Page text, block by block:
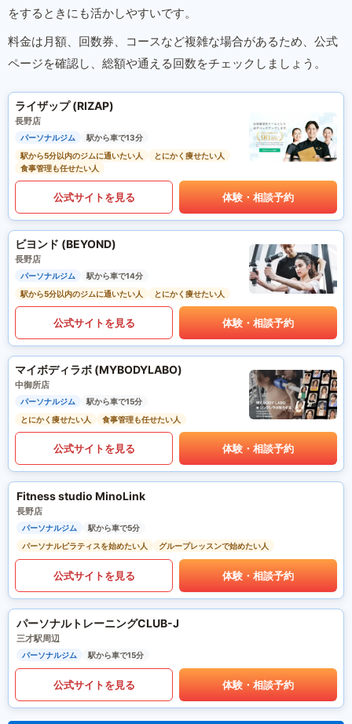
をするときにも活かしやすいです。
料金は月額、回数券、コースなど複雑な場合があるため、公式
ページを確認し、総額や通える回数をチェックしましょう。
ライザップ (RIZAP)
長野店
パーソナルジム
駅から車で13分
駅から5分以内のジムに通いたい人
とにかく痩せたい人
食事管理も任せたい人
公式サイトを見る 体験・相談予約
ビヨンド (BEYOND)
長野店
パーソナルジム
駅から車で14分
駅から5分以内のジムに通いたい人
とにかく痩せたい人
公式サイトを見る 体験・相談予約
マイボディラボ (MYBODYLABO)
中御所店
パーソナルジム
駅から車で15分
とにかく痩せたい人
食事管理も任せたい人
公式サイトを見る 体験・相談予約
Fitness studio MinoLink
長野店
パーソナルジム
駅から車で5分
パーソナルピラティスを始めたい人
グループレッスンで始めたい人
公式サイトを見る 体験・相談予約
パーソナルトレーニングCLUB-J
三才駅周辺
パーソナルジム 駅から車で15分
公式サイトを見る 体験・相談予約